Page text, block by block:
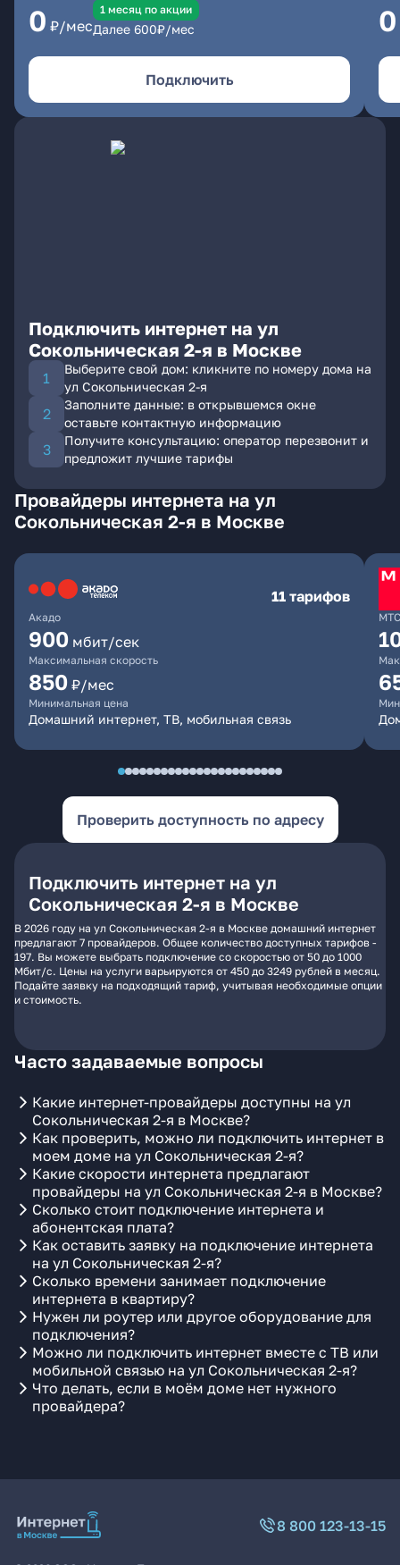
0 ₽/мес
1 месяц по акции
Далее 600₽/мес
Подключить
0
Подключить интернет на ул
Сокольническая 2-я в Москве
Выберите свой дом: кликните по номеру дома на
ул Сокольническая 2-я
Заполните данные: в открывшемся окне
оставьте контактную информацию
Получите консультацию: оператор перезвонит и
предложит лучшие тарифы
Провайдеры интернета на ул
Сокольническая 2-я в Москве
Акадо
11 тарифов
900 мбит/сек
Максимальная скорость
850 ₽/мес
Минимальная цена
Домашний интернет, ТВ, мобильная связь
МТС
Проверить доступность по адресу
Подключить интернет на ул
Сокольническая 2-я в Москве
В 2026 году на ул Сокольническая 2-я в Москве домашний интернет
предлагают 7 провайдеров. Общее количество доступных тарифов -
197. Вы можете выбрать подключение со скоростью от 50 до 1000
Мбит/с. Цены на услуги варьируются от 450 до 3249 рублей в месяц.
Подайте заявку на подходящий тариф, учитывая необходимые опции
и стоимость.
Часто задаваемые вопросы
Какие интернет-провайдеры доступны на ул
Сокольническая 2-я в Москве?
Как проверить, можно ли подключить интернет в
моем доме на ул Сокольническая 2-я?
Какие скорости интернета предлагают
провайдеры на ул Сокольническая 2-я в Москве?
Сколько стоит подключение интернета и
абонентская плата?
Как оставить заявку на подключение интернета
на ул Сокольническая 2-я?
Сколько времени занимает подключение
интернета в квартиру?
Нужен ли роутер или другое оборудование для
подключения?
Можно ли подключить интернет вместе с ТВ или
мобильной связью на ул Сокольническая 2-я?
Что делать, если в моём доме нет нужного
провайдера?
8 800 123-13-15